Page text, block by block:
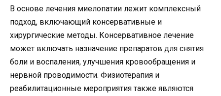
В основе лечения миелопатии лежит комплексный
подход, включающий консервативные и
хирургические методы. Консервативное лечение
может включать назначение препаратов для снятия
боли и воспаления, улучшения кровообращения и
нервной проводимости. Физиотерапия и
реабилитационные мероприятия также являются